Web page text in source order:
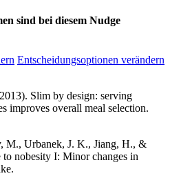
sind bei diesem Nudge
Entscheidungsoptionen verändern
Slim by design: serving
improves overall meal selection.
M., Urbanek, J. K., Jiang, H., &
nobesity I: Minor changes in